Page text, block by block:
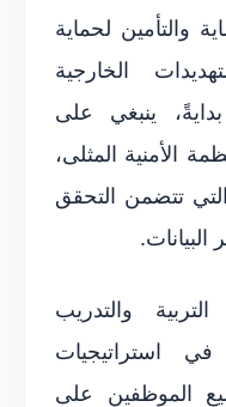
والتأمين لحماية
الخارجية
ينبغي على
الأمنية المثلى،
تتضمن التحقق
البيانات.
والتدريب
استراتيجيات
الموظفين على